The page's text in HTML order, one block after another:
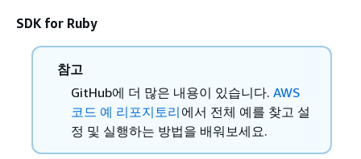
SDK for Ruby
참고
GitHub에 더 많은 내용이 있습니다. AWS
코드 예 리포지토리 에서 전체 예를 찾고 설
정 및 실행하는 방법을 배워보세요.